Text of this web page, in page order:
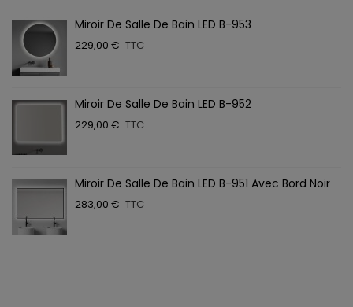
Miroir De Salle De Bain LED B-953
229,00 € TTC
Miroir De Salle De Bain LED B-952
229,00 € TTC
Miroir De Salle De Bain LED B-951 Avec Bord Noir
283,00 € TTC